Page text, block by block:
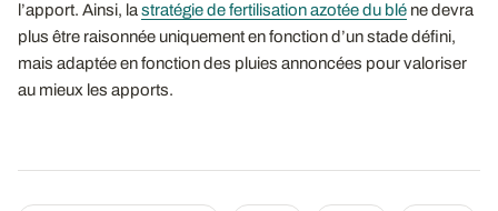
l’apport. Ainsi, la stratégie de fertilisation azotée du blé ne devra
plus être raisonnée uniquement en fonction d’un stade défini,
mais adaptée en fonction des pluies annoncées pour valoriser
au mieux les apports.